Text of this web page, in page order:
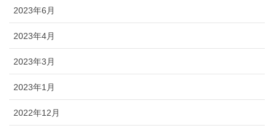
2023年6月
2023年4月
2023年3月
2023年1月
2022年12月